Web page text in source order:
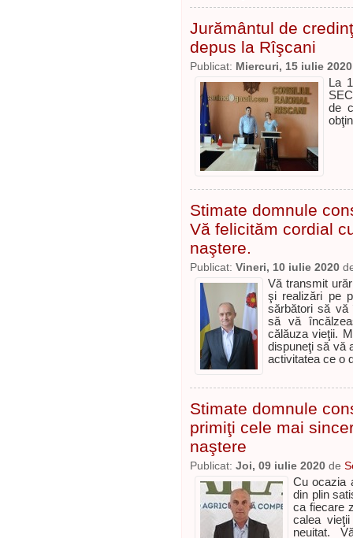
Jurământul de
depus la Rîşcani
Publicat: Miercuri, 15 iulie 2020
La
de
Stimate domnule
Vă felicităm cordial
naştere.
Publicat: Vineri, 10 iulie 2020
Vă transmit
şi realizări pe
sărbători să vă
să vă
călăuza vieţii.
dispuneţi să vă
activitatea ce o
Stimate domnule
primiţi cele mai
naştere
Publicat: Joi, 09 iulie 2020 de
Cu ocazia
din plin
ca fiecare
calea
neuitat.